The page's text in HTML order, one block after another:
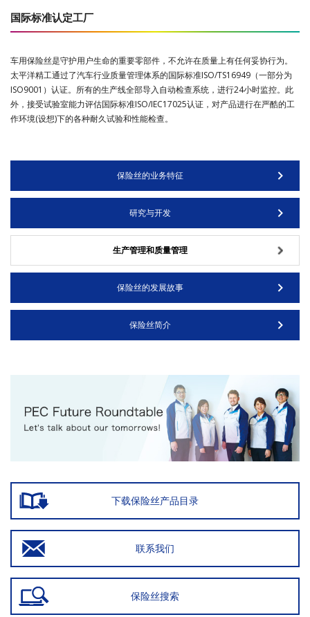
国际标准认定工厂
车用保险丝是守护用户生命的重要零部件，不允许在质量上有任何妥协行为。
太平洋精工通过了汽车行业质量管理体系的国际标准ISO/TS16949（一部分为
ISO9001）认证。所有的生产线全部导入自动检查系统，进行24小时监控。此
外，接受试验室能力评估国际标准ISO/IEC17025认证，对产品进行在严酷的工
作环境(设想)下的各种耐久试验和性能检查。
保险丝的业务特征
研究与开发
生产管理和质量管理
保险丝的发展故事
保险丝简介
下载保险丝产品目录
联系我们
保险丝搜索